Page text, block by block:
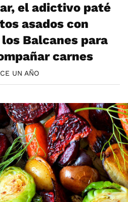
el adictivo paté
asados con
Balcanes para
carnes
UN AÑO